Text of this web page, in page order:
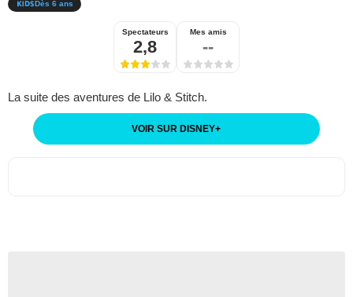
Dès 6 ans
Spectateurs
2,8
Mes amis
--
La suite des aventures de Lilo & Stitch.
VOIR SUR DISNEY+